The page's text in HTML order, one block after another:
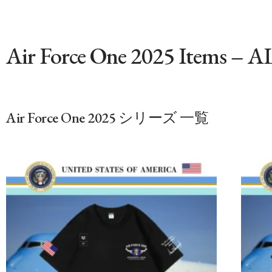
Air Force One 2025 Items –
Air Force One 2025 シリーズ 一覧